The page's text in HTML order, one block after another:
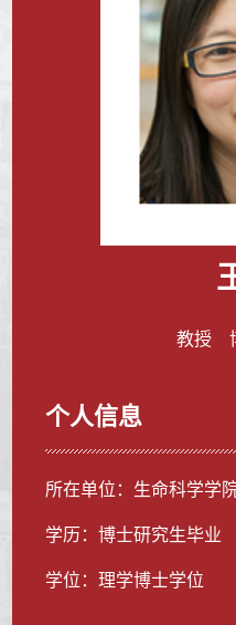
教授
个人信息
所在单位：生命科学学
学历：博士研究生毕业
学位：理学博士学位